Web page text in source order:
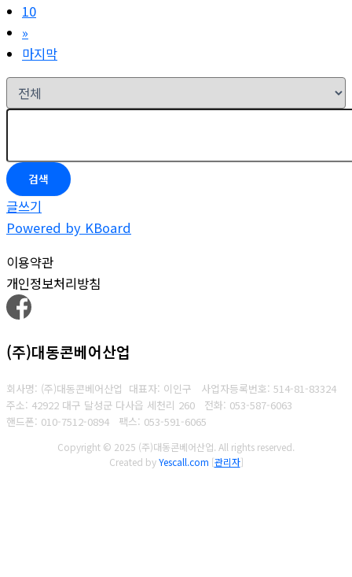
»
마지막
검색
글쓰기
Powered by KBoard
이용약관
개인정보처리방침
(주)대동콘베어산업
회사명: (주)대동콘베어산업 대표자: 이인구 사업자등록번호: 514-81-83324
주소: 42922 대구 달성군 다사읍 세천리 260 전화: 053-587-6063
핸드폰: 010-7512-0894
팩스: 053-591-6065
Copyright © 2025 (주)대동콘베어산업. All rights reserved.
Created byYescall.com [관리자]